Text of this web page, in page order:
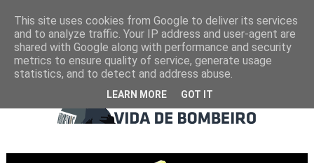
This site uses cookies from Google to deliver its services
and to analyze traffic. Your IP address and user-agent are
shared with Google along with performance and security
metrics to ensure quality of service, generate usage
statistics, and to detect and address abuse.
LEARN MORE GOT IT